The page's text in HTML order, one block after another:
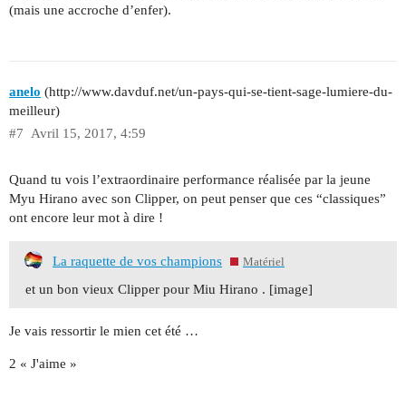
(mais une accroche d’enfer).
anelo (http://www.davduf.net/un-pays-qui-se-tient-sage-lumiere-du-
meilleur)
Avril 15, 2017, 4:59
#7
Quand tu vois l’extraordinaire performance réalisée par la jeune
Myu Hirano avec son Clipper, on peut penser que ces “classiques”
ont encore leur mot à dire !
La raquette de vos champions Matériel
et un bon vieux Clipper pour Miu Hirano . [image]
Je vais ressortir le mien cet été …
2 « J'aime »